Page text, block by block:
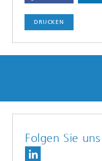
DRUCKEN
Folgen Sie uns